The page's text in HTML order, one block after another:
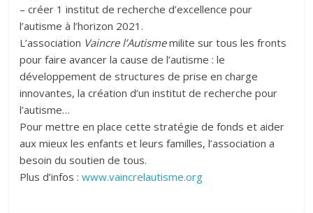
– créer 1 institut de recherche d’excellence pour
l’autisme à l’horizon 2021.
L’association Vaincre l’Autismemilite sur tous les fronts
pour faire avancer la cause de l’autisme : le
développement de structures de prise en charge
innovantes, la création d’un institut de recherche pour
l’autisme…
Pour mettre en place cette stratégie de fonds et aider
aux mieux les enfants et leurs familles, l’association a
besoin du soutien de tous.
Plus d’infos :www.vaincrelautisme.org